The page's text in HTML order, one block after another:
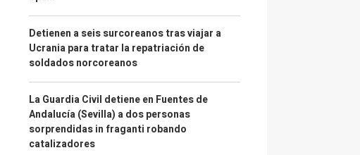
Detienen a seis surcoreanos tras viajar a
Ucrania para tratar la repatriación de
soldados norcoreanos
La Guardia Civil detiene en Fuentes de
Andalucía (Sevilla) a dos personas
sorprendidas in fraganti robando
catalizadores